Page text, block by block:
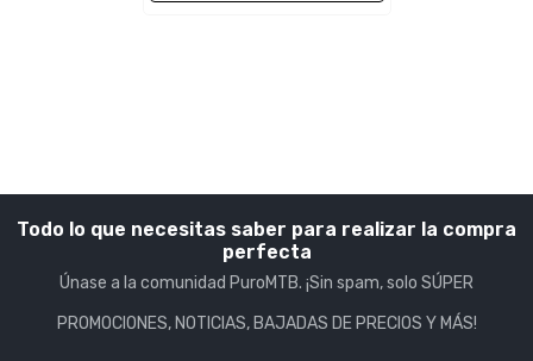
Todo lo que necesitas saber para realizar la compra
perfecta
Únase a la comunidad PuroMTB. ¡Sin spam, solo SÚPER
PROMOCIONES, NOTICIAS, BAJADAS DE PRECIOS Y MÁS!